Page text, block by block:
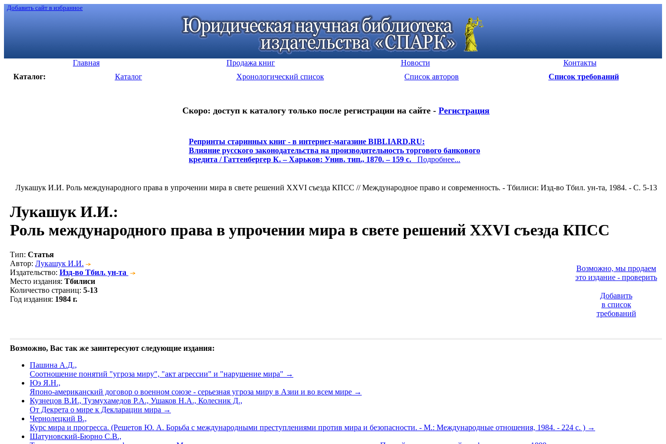
Добавить сайт в избранное
Главная Продажа книг Новости
Контакты
Каталог:
Каталог Хронологический список Список авторов Список требований
Скоро: доступ к каталогу только после регистрации на сайте - Регистрация
Репринты старинных книг - в интернет-магазине BIBLIARD.RU:
Влияние русского законодательства на производительность торгового банкового
кредита / Гаттенбергер К. – Харьков: Унив. тип., 1870. – 159 с. Подробнее...
Лукашук И.И. Роль международного права в упрочении мира в свете решений XXVI съезда КПСС // Международное право и современность. - Тбилиси: Изд-во Тбил. ун-та, 1984. - С. 5-13
Лукашук И.И.:
Роль международного права в упрочении мира в свете решений XXVI съезда КПСС
Тип: Статья
Автор: Лукашук И.И.
Издательство: Изд-во Тбил. ун-та
Место издания: Тбилиси
Количество страниц: 5-13
Год издания: 1984 г.
Возможно, мы продаем
это издание - проверить
Добавить
в список
требований
Возможно, Вас так же заинтересуют следующие издания:
Пашина А.Д.,
Соотношение понятий "угроза миру", "акт агрессии" и "нарушение мира" →
Юэ Я.Н.,
Японо-американский договор о военном союзе - серьезная угроза миру в Азии и во всем мире →
Кузнецов В.И., Тузмухамедов Р.А., Ушаков Н.А., Колесник Д.,
От Декрета о мире к Декларации мира →
Чернолецкий В.,
Курс мира и прогресса. (Решетов Ю. А. Борьба с международными преступлениями против мира и безопасности. - М.: Международные отношения, 1984. - 224 с. ) →
Шатуновский-Бюрно С.В.,